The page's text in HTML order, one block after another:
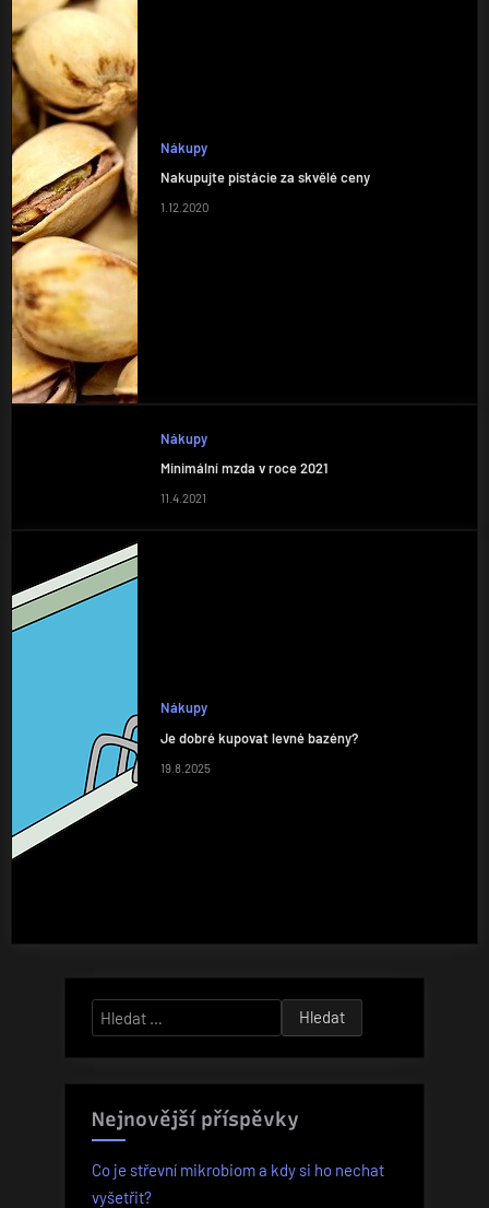
Nákupy
Nakupujte pistácie za skvělé ceny
1.12.2020
Nákupy
Minimální mzda v roce 2021
11.4.2021
Nákupy
Je dobré kupovat levné bazény?
19.8.2025
Vyhledávání
Nejnovější příspěvky
Co je střevní mikrobiom a kdy si ho nechat
vyšetřit?